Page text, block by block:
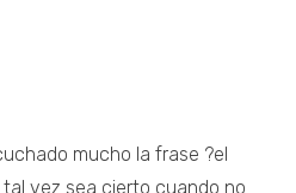
mucho la frase ?el
vez sea cierto cuando no